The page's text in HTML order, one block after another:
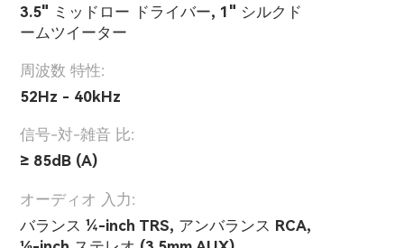
3.5" ミッドロー ドライバー, 1" シルクド
ームツイーター
周波数 特性:
52Hz - 40kHz
信号-対-雑音 比:
≥ 85dB (A)
オーディオ 入力:
バランス ¼-inch TRS, アンバランス RCA,